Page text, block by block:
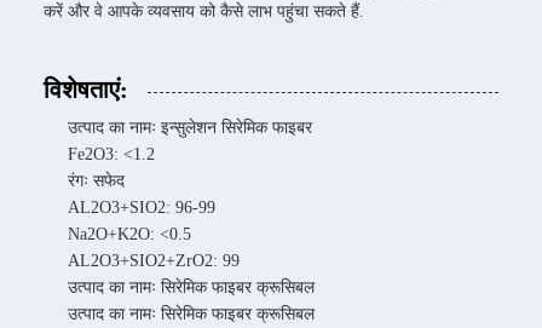
करें और वे आपके व्यवसाय को कैसे लाभ पहुंचा सकते हैं.
विशेषताएं:
उत्पाद का नामः इन्सुलेशन सिरेमिक फाइबर
Fe2O3: <1.2
रंगः सफेद
AL2O3+SIO2: 96-99
Na2O+K2O: <0.5
AL2O3+SIO2+ZrO2: 99
उत्पाद का नामः सिरेमिक फाइबर क्रूसिबल
उत्पाद का नामः सिरेमिक फाइबर क्रूसिबल